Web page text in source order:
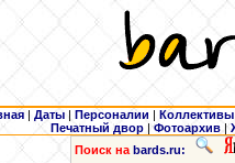
| Даты | Персоналии | Коллективы
Печатный двор |Фотоархив |
Поиск на bards.ru: